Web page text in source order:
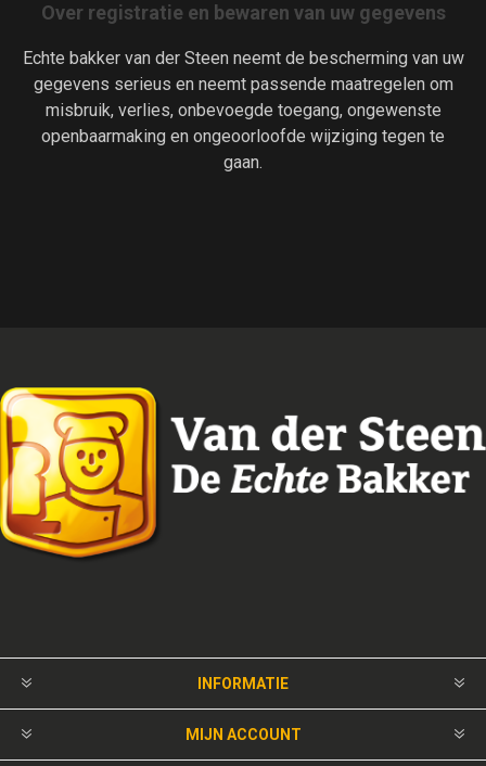
Over registratie en bewaren van uw gegevens
Echte bakker van der Steen neemt de bescherming van uw
gegevens serieus en neemt passende maatregelen om
misbruik, verlies, onbevoegde toegang, ongewenste
openbaarmaking en ongeoorloofde wijziging tegen te
gaan.
INFORMATIE
MIJN ACCOUNT